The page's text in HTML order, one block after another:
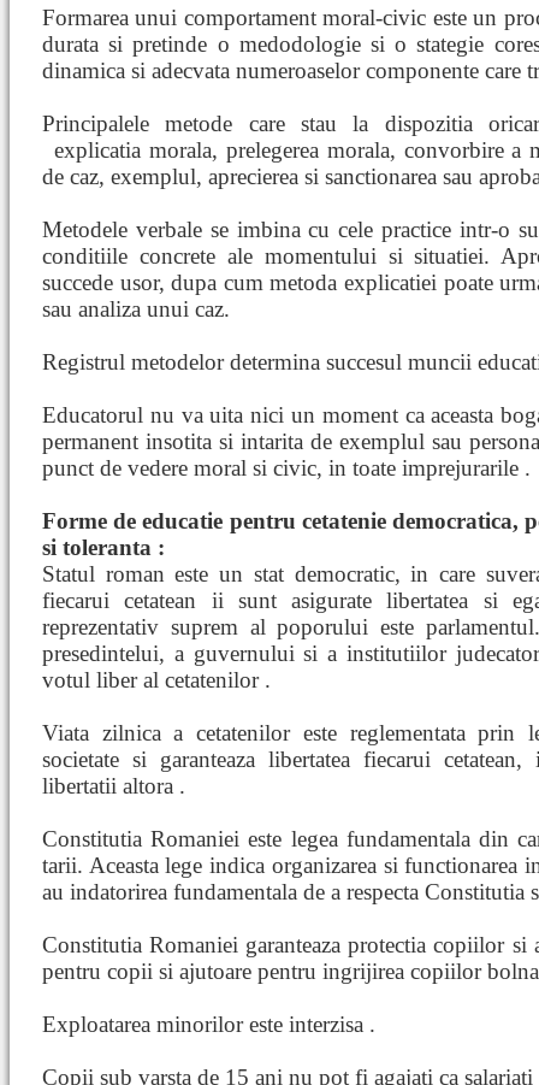
Formarea unui comportament moral-civic este un
durata si pretinde o medodologie si o stategie
dinamica si adecvata numeroaselor componente care
Principalele metode care stau la dispozitia
explicatia morala, prelegerea morala, convorbirea
de caz, exemplul, aprecierea si sanctionarea sau
Metodele verbale se imbina cu cele practice intr-o
conditiile concrete ale momentului si situatiei.
succede usor, dupa cum metoda explicatiei poate
sau analiza unui caz.
Registrul metodelor determina succesul muncii
Educatorul nu va uita nici un moment ca aceasta
permanent insotita si intarita de exemplul sau
punct de vedere moral si civic, in toate imprejurarile .
Forme de educatie pentru cetatenie democratica,
si toleranta :
Statul roman este un stat democratic, in care
fiecarui cetatean ii sunt asigurate libertatea si
reprezentativ suprem al poporului este
presedintelui, a guvernului si a institutiilor
votul liber al cetatenilor .
Viata zilnica a cetatenilor este reglementata prin
societate si garanteaza libertatea fiecarui cetatean,
libertatii altora .
Constitutia Romaniei este legea fundamentala din
tarii. Aceasta lege indica organizarea si functionarea
au indatorirea fundamentala de a respecta Constitutia
Constitutia Romaniei garanteaza protectia copiilor
pentru copii si ajutoare pentru ingrijirea copiilor
Exploatarea minorilor este interzisa .
Copii sub varsta de 15 ani nu pot fi agajati ca salariati